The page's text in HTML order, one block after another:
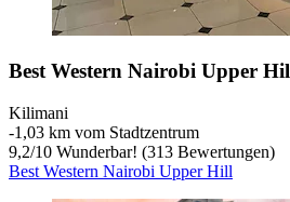
Best Western Nairobi Upper
Kilimani
‐1,03 km vom Stadtzentrum
9,2/10 Wunderbar! (313 Bewertungen)
Best Western Nairobi Upper Hill